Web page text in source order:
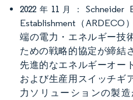
2022年11月： Schneider
Establishment（
端の電力・エネルギー技
ための戦略的協定が締結
先進的なエネルギーオー
および生産用スイッチギ
力ソリューションの製造